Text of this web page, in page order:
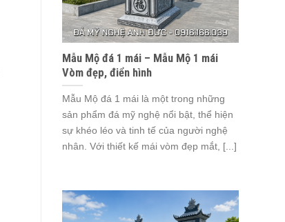
Mẫu Mộ đá 1 mái – Mẫu Mộ 1 mái
Vòm đẹp, điển hình
Mẫu Mộ đá 1 mái là một trong những
sản phẩm đá mỹ nghệ nổi bật, thể hiện
sự khéo léo và tinh tế của người nghệ
nhân. Với thiết kế mái vòm đẹp mắt, [...]